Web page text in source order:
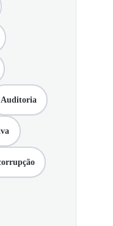
Auditoria